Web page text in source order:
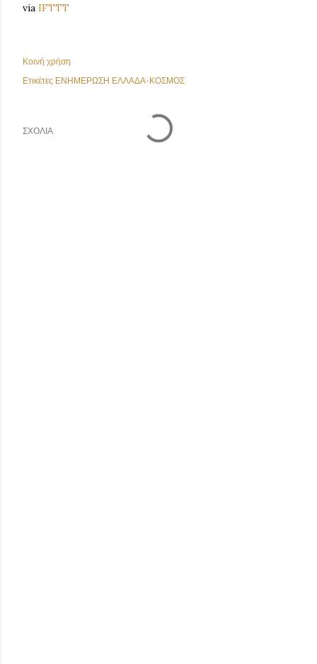
via IFTTT
Κοινή χρήση
Ετικέτες ΕΝΗΜΕΡΩΣΗ ΕΛΛΑΔΑ-ΚΟΣΜΟΣ
ΣΧΌΛΙΑ